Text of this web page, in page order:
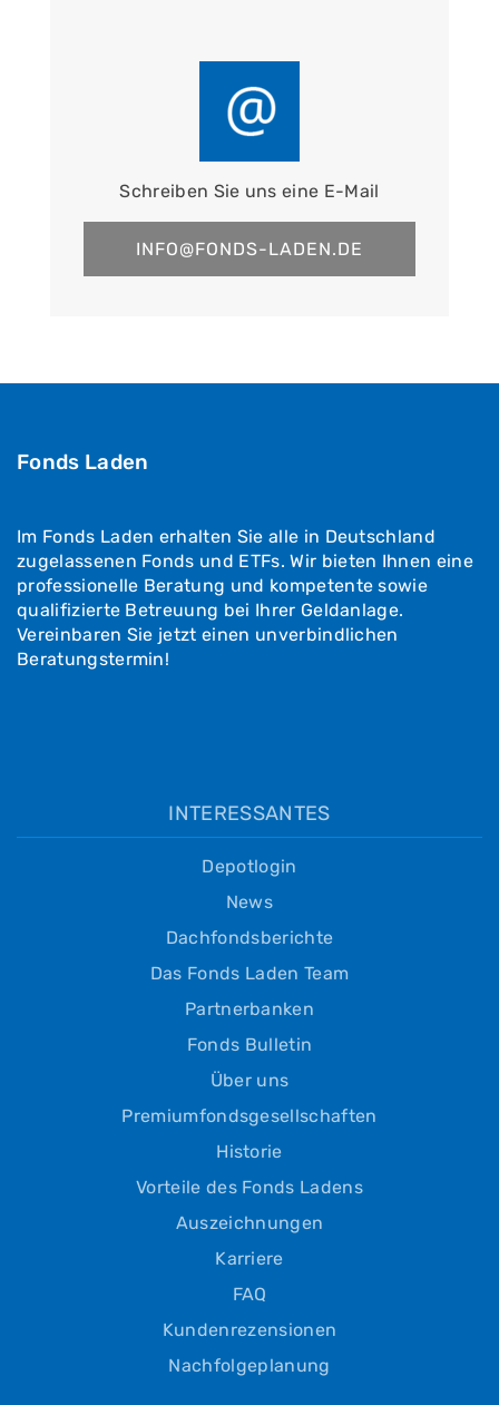
Schreiben Sie uns eine E-Mail
INFO@FONDS-LADEN.DE
Fonds Laden
Im Fonds Laden erhalten Sie alle in Deutschland
zugelassenen Fonds und ETFs. Wir bieten Ihnen eine
professionelle Beratung und kompetente sowie
qualifizierte Betreuung bei Ihrer Geldanlage.
Vereinbaren Sie jetzt einen unverbindlichen
Beratungstermin!
INTERESSANTES
Depotlogin
News
Dachfondsberichte
Das Fonds Laden Team
Partnerbanken
Fonds Bulletin
Über uns
Premiumfondsgesellschaften
Historie
Vorteile des Fonds Ladens
Auszeichnungen
Karriere
FAQ
Kundenrezensionen
Nachfolgeplanung